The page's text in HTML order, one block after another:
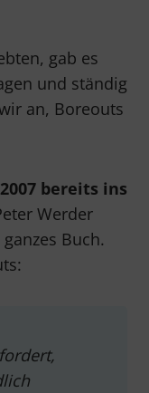
gab es
und ständig
an, Boreouts
bereits ins
Werder
Buch.